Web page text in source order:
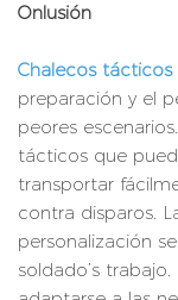
Onlusión
Chalecos tácticos
preparación y el
peores
tácticos que
transportar
contra disparos.
personalización
soldado’s